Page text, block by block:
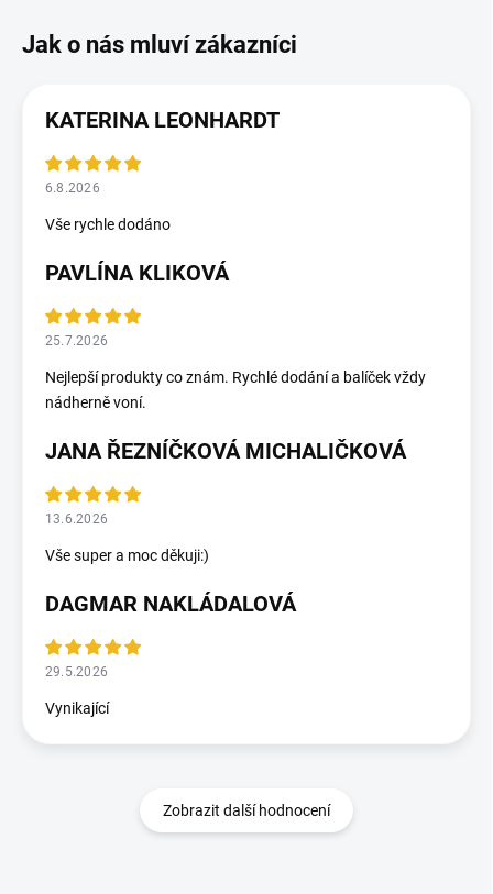
KATERINA LEONHARDT
6.8.2026
Vše rychle dodáno
PAVLÍNA KLIKOVÁ
25.7.2026
Nejlepší produkty co znám. Rychlé dodání a balíček vždy
nádherně voní.
JANA ŘEZNÍČKOVÁ MICHALIČKOVÁ
13.6.2026
Vše super a moc děkuji:)
DAGMAR NAKLÁDALOVÁ
29.5.2026
Vynikající
Zobrazit další hodnocení